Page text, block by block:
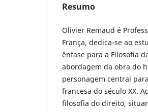
Resumo
Olivier Remaud é
França, dedica-se ao
ênfase para a Filosofia
abordagem da obra do
personagem central
francesa do século XX.
filosofia do direito,